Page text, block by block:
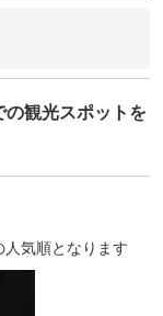
観光スポットを
気順となります